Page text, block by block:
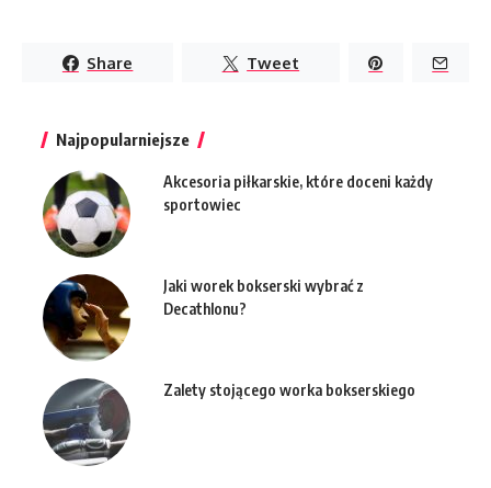
Share Tweet
Najpopularniejsze
Akcesoria piłkarskie, które doceni każdy
sportowiec
Jaki worek bokserski wybrać z
Decathlonu?
Zalety stojącego worka bokserskiego